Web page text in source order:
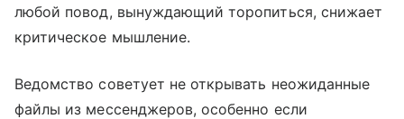
любой повод, вынуждающий торопиться, снижает
критическое мышление.
Ведомство советует не открывать неожиданные
файлы из мессенджеров, особенно если